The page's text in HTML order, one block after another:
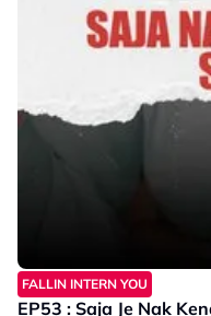
FALLIN INTERN YOU
EP53 : Saja Je Nak